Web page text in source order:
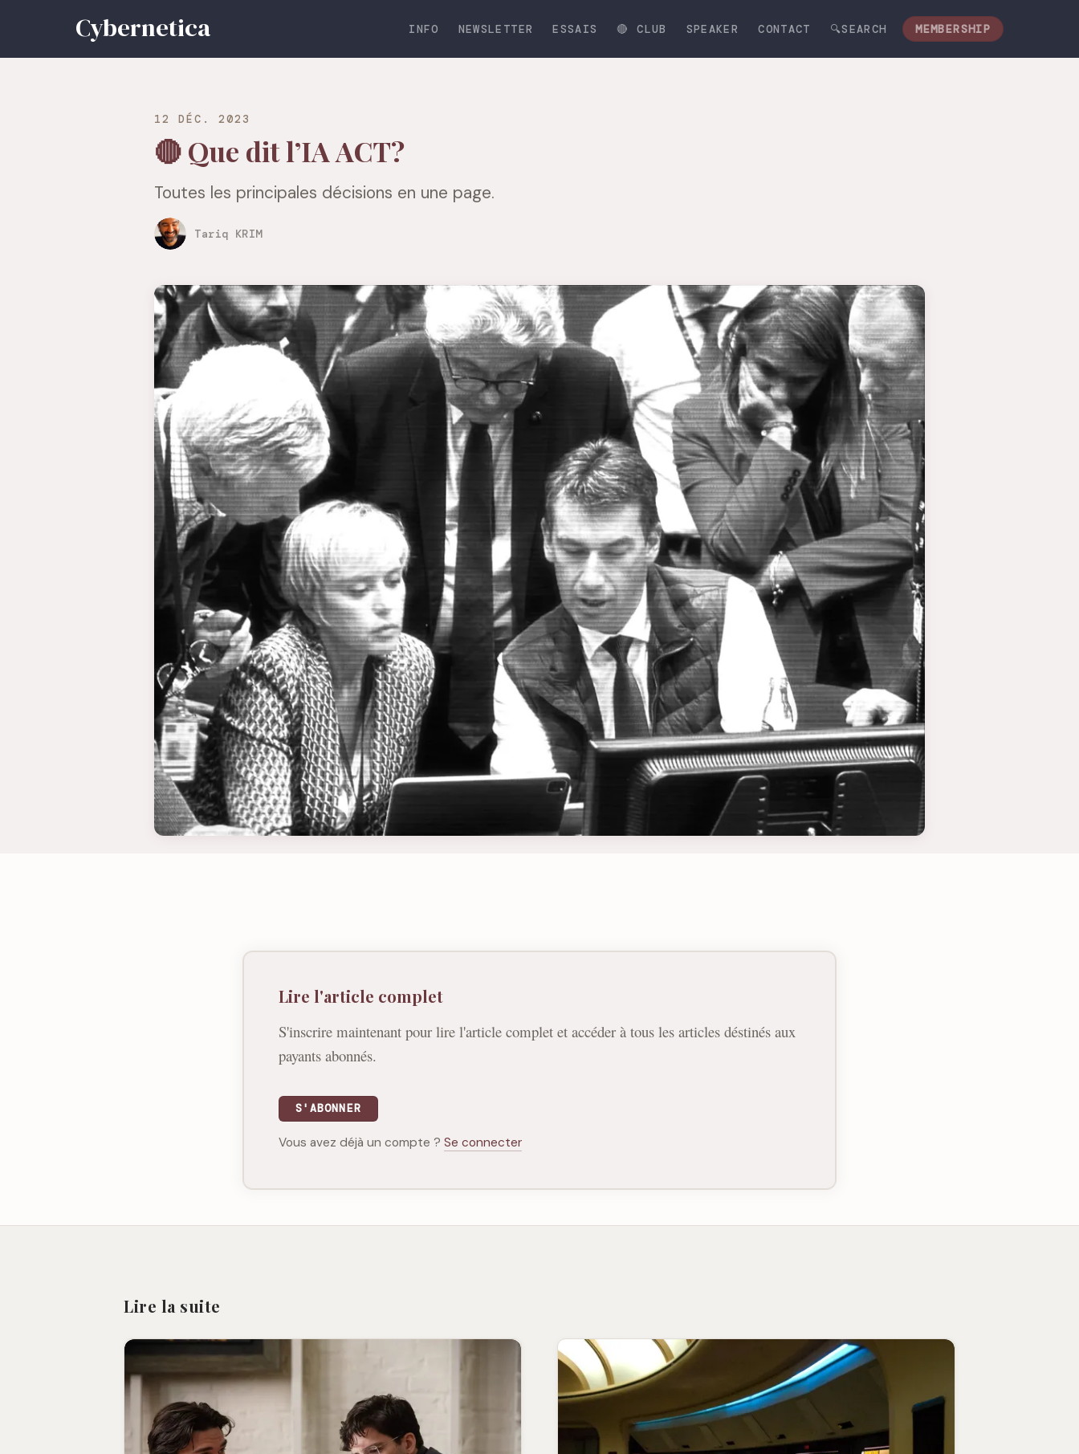
INFO NEWSLETTER ESSAIS 🔴 CLUB SPEAKER CONTACT 🔍SEARCH MEMBERSHIP
12 DÉC. 2023
🔴 Que dit l’IA ACT?
Toutes les principales décisions en une page.
Tariq KRIM
Lire l'article complet
S'inscrire maintenant pour lire l'article complet et accéder à tous les articles déstinés aux
payants abonnés.
S'ABONNER
Vous avez déjà un compte ? Se connecter
Lire la suite